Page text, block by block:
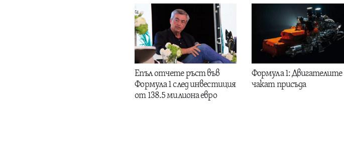
Епъл отчете ръст във
Формула 1 след инвестиция
от 138.5 милиона евро
Формула 1: Двигателите
чакат присъда